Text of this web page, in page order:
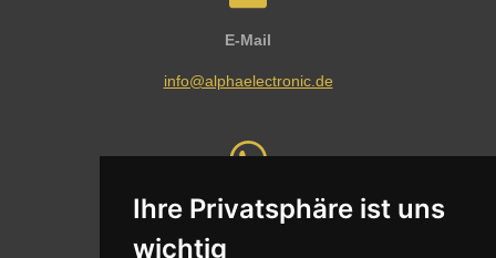
Ihre Privatsphäre ist uns
wichtig
E-Mail
info@alphaelectronic.de
Whatsapp
Nachricht senden